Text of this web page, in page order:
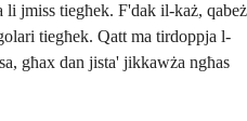
jmiss tiegħek. F'dak il-każ, qabeż
tiegħek. Qatt ma tirdoppja l-
għax dan jista' jikkawża ngħas